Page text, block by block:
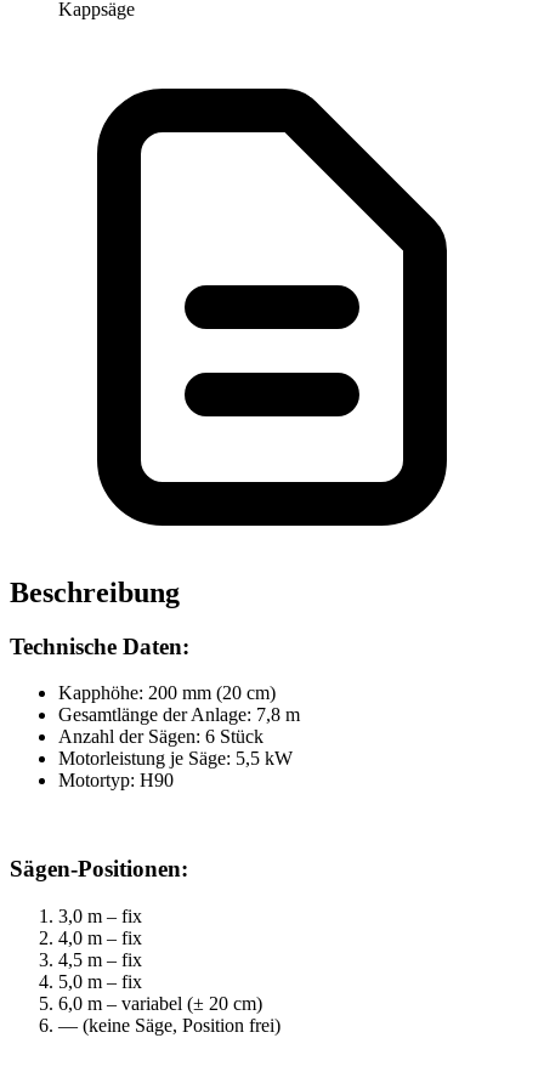
Kappsäge
Beschreibung
Technische Daten:
Kapphöhe: 200 mm (20 cm)
Gesamtlänge der Anlage: 7,8 m
Anzahl der Sägen: 6 Stück
Motorleistung je Säge: 5,5 kW
Motortyp: H90
Sägen-Positionen:
3,0 m – fix
4,0 m – fix
4,5 m – fix
5,0 m – fix
6,0 m – variabel (± 20 cm)
— (keine Säge, Position frei)